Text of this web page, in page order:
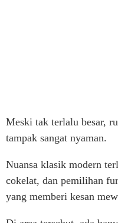
Meski tak terlalu besar,
tampak sangat nyaman.
Nuansa klasik modern
cokelat, dan pemilihan
yang memberi kesan